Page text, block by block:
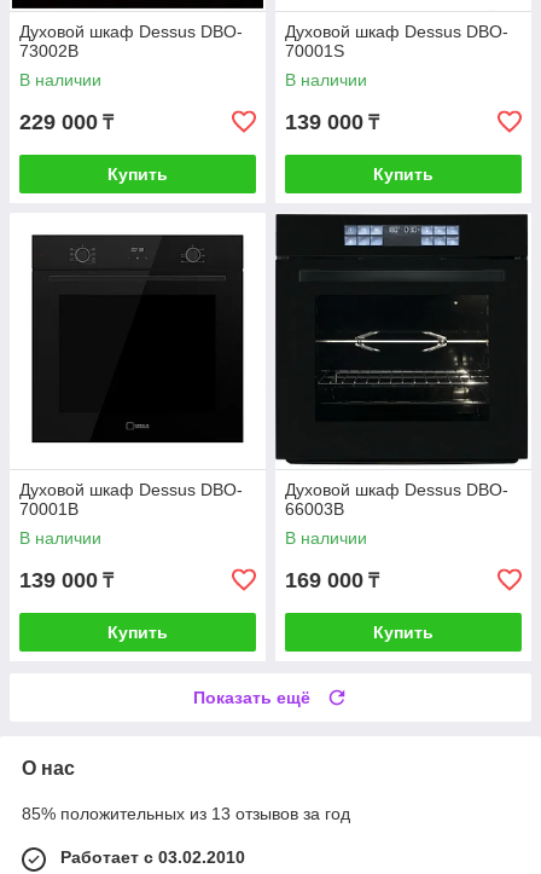
Духовой шкаф Dessus DBO-
73002B
В наличии
229 000 ₸
Купить
Духовой шкаф Dessus DBO-
70001S
В наличии
139 000 ₸
Купить
Духовой шкаф Dessus DBO-
70001B
В наличии
139 000 ₸
Купить
Духовой шкаф Dessus DBO-
66003B
В наличии
169 000 ₸
Купить
Показать ещё
О нас
85% положительных из 13 отзывов за год
Работает с 03.02.2010